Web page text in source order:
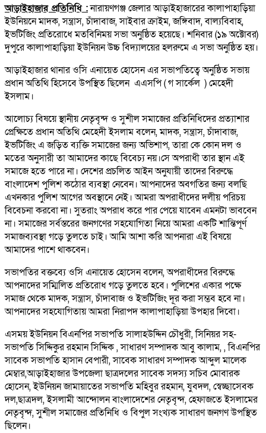
আড়াইহাজার প্রতিনিধি :নারায়ণগঞ্জ জেলার আড়াইহাজারের কালাপাহাড়িয়া
ইউনিয়নে মাদক, সন্ত্রাস, চাঁদাবাজ, সাইবার ক্রাইম, জঙ্গিবাদ, বাল্যবিবাহ,
ইভটিজিং প্রতিরোধে মতবিনিময় সভা অনুষ্ঠিত হয়েছে। শনিবার (১৯ অক্টোবর)
দুপুরে কালাপাহাড়িয়া ইউনিয়ন উচ্চ বিদ্যালয়ের হলরুমে এ সভা অনুষ্ঠিত হয়।
আড়াইহাজার থানার ওসি এনায়েত হোসেন এর সভাপতিত্বে অনুষ্ঠিত সভায়
প্রধান অতিথি হিসেবে উপস্থিত ছিলেন এএসপি ( গ সার্কেল ) মেহেদী
ইসলাম।
আলোচ্য বিষয়ে স্থানীয় নেতৃবৃন্দ ও সুশীল সমাজের প্রতিনিধিদের প্রত্যাশার
প্রেক্ষিতে প্রধান অতিথি মেহেদী ইসলাম বলেন, মাদক, সন্ত্রাস, চাঁদাবাজ,
ইভটিজিং এ জড়িত ব্যক্তি সমাজের জন্য অভিশাপ, তারা কে কোন দল ও
মতের অনুসারী তা আমাদের কাছে বিবেচ্য নয়।সে অপরাধী তার স্থান এই
সমাজে হতে পারে না। দেশের প্রচলিত আইন অনুযায়ী তাদের বিরুদ্ধে
বাংলাদেশ পুলিশ কঠোর ব্যবস্থা নেবেন। আপনাদের অবগতির জন্য বলছি
এখনকার পুলিশ আগের অবস্থানে নেই। আমরা অপরাধীদের দলীয় পরিচয়
বিবেচনা করবো না। সুতরাং অপরাধ করে পার পেয়ে যাবেন এমনটা ভাববেন
না। সমাজের সর্বস্তরের জনগণের সহযোগিতা নিয়ে আমরা একটি শান্তিপূর্ণ
সমাজব্যবস্থা গড়ে তুলতে চাই। আমি আশা করি আপনারা এই বিষয়ে
আমাদের পাশে থাকবেন।
সভাপতির বক্তব্যে ওসি এনায়েত হোসেন বলেন, অপরাধীদের বিরুদ্ধে
আপনাদের সম্মিলিত প্রতিরোধ গড়ে তুলতে হবে। পুলিশের একার পক্ষে
সমাজ থেকে মাদক, সন্ত্রাস, চাঁদাবাজ ও ইভটিজিং দূর করা সম্ভব হবে না।
আপনাদের সহযোগিতায় আমরা নিরাপদ কালাপাহাড়িয়া উপহার দিবো।
এসময় ইউনিয়ন বিএনপির সভাপতি সালাহউদ্দিন চৌধুরী, সিনিয়র সহ-
সভাপতি সিদ্দিকুর রহমান সিদ্দিক , সাধারণ সম্পাদক আবু কালাম, , বিএনপির
সাবেক সভাপতি হাসান বেপারী, সাবেক সাধারণ সম্পাদক আব্দুল মালেক
মেম্বার,আড়াইহাজার উপজেলা ছাত্রদলের সাবেক সদস্য সচিব মোবারক
হোসেন, ইউনিয়ন জামায়াতের সভাপতি মহিবুর রহমান, যুবদল, স্বেচ্ছাসেবক
দল,ছাত্রদল, ইসলামী আন্দোলন বাংলাদেশের নেতৃবৃন্দ, হেফাজতে ইসলামের
নেতৃবৃন্দ, সুশীল সমাজের প্রতিনিধি ও বিপুল সংখ্যক সাধারণ জনগণ উপস্থিত
ছিলেন।